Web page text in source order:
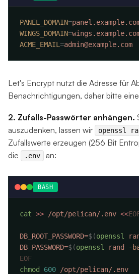
PANEL_DOMAIN=
WINGS_DOMAIN=
ACME_EMAIL =
Let's Encrypt nutzt die Adresse für
Benachrichtigungen, daher bitte
2. Zufalls-Passwörter anhängen.
auszudenken, lassen wir
openssl
Zufallswerte erzeugen (256 Bit
die
.env an:
BASH
cat >> /opt/pelican/.env <<
DB_ROOT_PASSWORD=$(openssl
DB_PASSWORD=$(openssl rand -
chmod 600